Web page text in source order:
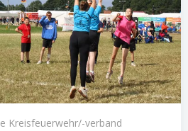
Kreisfeuerwehr/-verband